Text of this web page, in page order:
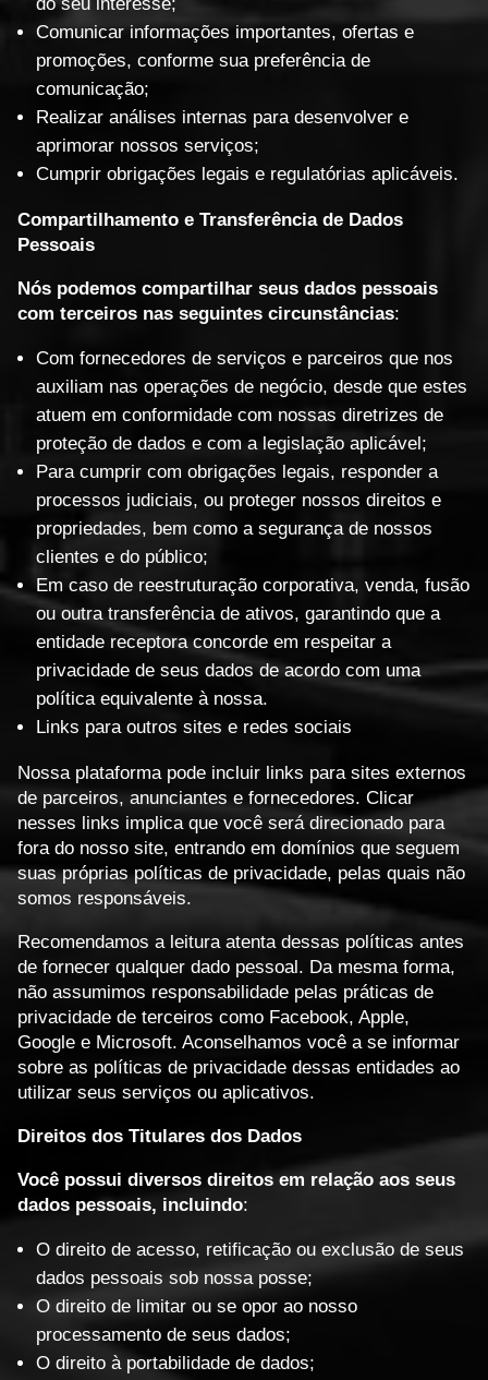
Comunicar informações importantes, ofertas e
promoções, conforme sua preferência de
comunicação;
Realizar análises internas para desenvolver e
aprimorar nossos serviços;
Cumprir obrigações legais e regulatórias aplicáveis.
Compartilhamento e Transferência de Dados
Pessoais
Nós podemos compartilhar seus dados pessoais
com terceiros nas seguintes circunstâncias:
Com fornecedores de serviços e parceiros que nos
auxiliam nas operações de negócio, desde que estes
atuem em conformidade com nossas diretrizes de
proteção de dados e com a legislação aplicável;
Para cumprir com obrigações legais, responder a
processos judiciais, ou proteger nossos direitos e
propriedades, bem como a segurança de nossos
clientes e do público;
Em caso de reestruturação corporativa, venda, fusão
ou outra transferência de ativos, garantindo que a
entidade receptora concorde em respeitar a
privacidade de seus dados de acordo com uma
política equivalente à nossa.
Links para outros sites e redes sociais
Nossa plataforma pode incluir links para sites externos
de parceiros, anunciantes e fornecedores. Clicar
nesses links implica que você será direcionado para
fora do nosso site, entrando em domínios que seguem
suas próprias políticas de privacidade, pelas quais não
somos responsáveis.
Recomendamos a leitura atenta dessas políticas antes
de fornecer qualquer dado pessoal. Da mesma forma,
não assumimos responsabilidade pelas práticas de
privacidade de terceiros como Facebook, Apple,
Google e Microsoft. Aconselhamos você a se informar
sobre as políticas de privacidade dessas entidades ao
utilizar seus serviços ou aplicativos.
Direitos dos Titulares dos Dados
Você possui diversos direitos em relação aos seus
dados pessoais, incluindo:
O direito de acesso, retificação ou exclusão de seus
dados pessoais sob nossa posse;
O direito de limitar ou se opor ao nosso
processamento de seus dados;
O direito à portabilidade de dados;